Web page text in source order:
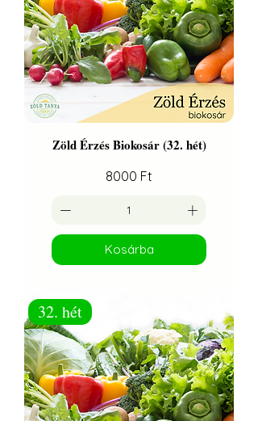
Zöld Érzés Biokosár (32. hét)
Ár
8000 Ft
Kosárba
32. hét